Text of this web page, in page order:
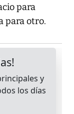
para
para otro.